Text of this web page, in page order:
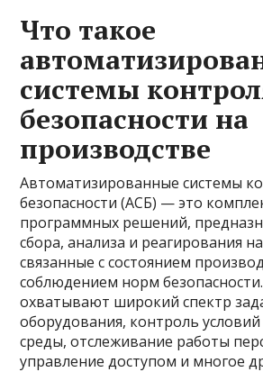
Что такое
системы
безопасности на
производстве
Автоматизированные системы
безопасности (АСБ) — это
программных решений,
сбора, анализа и реагирования
связанные с состоянием
соблюдением норм
охватывают широкий спектр
оборудования, контроль
среды, отслеживание работы
управление доступом и многое